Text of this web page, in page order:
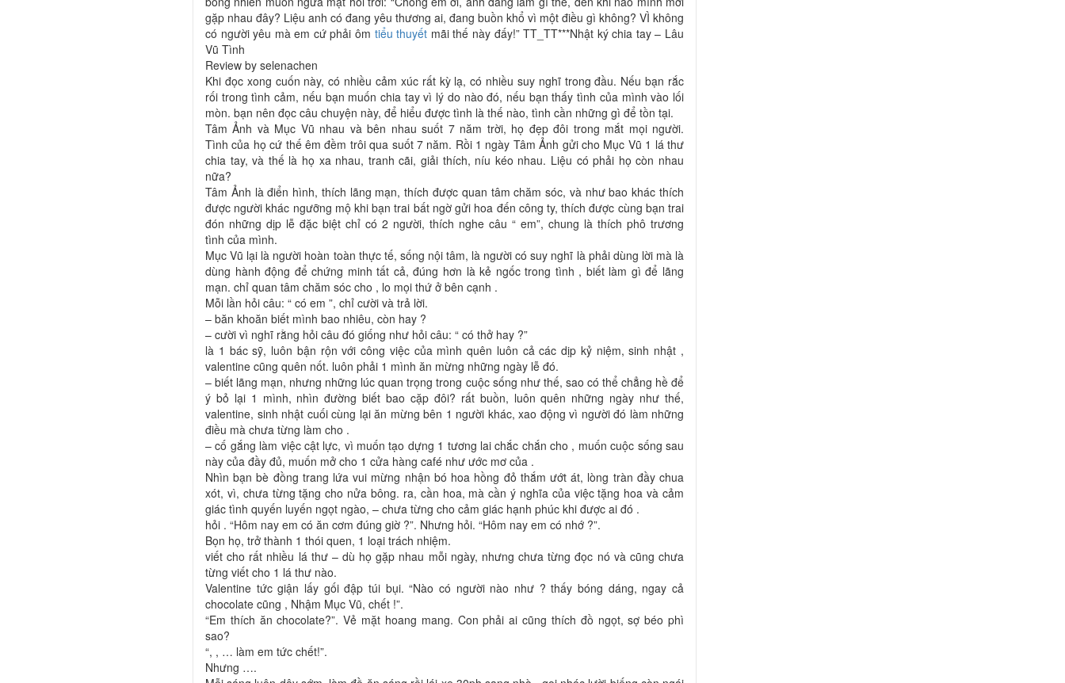
gặp nhau đây? Liệu anh có đang yêu thương ai, đang buồn khổ vì một điều gì không? VÌ không
có người yêu mà em cứ phải ôm tiểu thuyết mãi thế này đấy!” TT_TT***Nhật ký chia tay – Lâu
Vũ Tình
Review by selenachen​
Khi đọc xong cuốn này, có nhiều cảm xúc rất kỳ lạ, có nhiều suy nghĩ trong đầu. Nếu bạn rắc
rối trong tình cảm, nếu bạn muốn chia tay vì lý do nào đó, nếu bạn thấy tình của mình vào lối
mòn. bạn nên đọc câu chuyện này, để hiểu được tình là thế nào, tình cần những gì để tồn tại.
Tâm Ảnh và Mục Vũ nhau và bên nhau suốt 7 năm trời, họ đẹp đôi trong mắt mọi người.
Tình của họ cứ thế êm đềm trôi qua suốt 7 năm. Rồi 1 ngày Tâm Ảnh gửi cho Mục Vũ 1 lá thư
chia tay, và thế là họ xa nhau, tranh cãi, giải thích, níu kéo nhau. Liệu có phải họ còn nhau
nữa?
Tâm Ảnh là điển hình, thích lãng mạn, thích được quan tâm chăm sóc, và như bao khác thích
được người khác ngưỡng mộ khi bạn trai bất ngờ gửi hoa đến công ty, thích được cùng bạn trai
đón những dịp lễ đặc biệt chỉ có 2 người, thích nghe câu “ em”, chung là thích phô trương
tình của mình.
Mục Vũ lại là người hoàn toàn thực tế, sống nội tâm, là người có suy nghĩ là phải dùng lời mà là
dùng hành động để chứng minh tất cả, đúng hơn là kẻ ngốc trong tình , biết làm gì để lãng
mạn. chỉ quan tâm chăm sóc cho , lo mọi thứ ở bên cạnh .
Mỗi lần hỏi câu: “ có em ”, chỉ cười và trả lời.
– băn khoăn biết mình bao nhiêu, còn hay ?
– cười vì nghĩ rằng hỏi câu đó giống như hỏi câu: “ có thở hay ?”
là 1 bác sỹ, luôn bận rộn với công việc của mình quên luôn cả các dịp kỷ niệm, sinh nhật ,
valentine cũng quên nốt. luôn phải 1 mình ăn mừng những ngày lễ đó.
– biết lãng mạn, nhưng những lúc quan trọng trong cuộc sống như thế, sao có thể chẳng hề để
ý bỏ lại 1 mình, nhìn đường biết bao cặp đôi? rất buồn, luôn quên những ngày như thế,
valentine, sinh nhật cuối cùng lại ăn mừng bên 1 người khác, xao động vì người đó làm những
điều mà chưa từng làm cho .
– cố gắng làm việc cật lực, vì muốn tạo dựng 1 tương lai chắc chắn cho , muốn cuộc sống sau
này của đầy đủ, muốn mở cho 1 cửa hàng café như ước mơ của .
Nhìn bạn bè đồng trang lứa vui mừng nhận bó hoa hồng đỏ thắm ướt át, lòng tràn đầy chua
xót, vì, chưa từng tặng cho nửa bông. ra, cần hoa, mà cần ý nghĩa của việc tặng hoa và cảm
giác tình quyến luyến ngọt ngào, – chưa từng cho cảm giác hạnh phúc khi được ai đó .
hỏi . “Hôm nay em có ăn cơm đúng giờ ?”. Nhưng hỏi. “Hôm nay em có nhớ ?”.
Bọn họ, trở thành 1 thói quen, 1 loại trách nhiệm.
viết cho rất nhiều lá thư – dù họ gặp nhau mỗi ngày, nhưng chưa từng đọc nó và cũng chưa
từng viết cho 1 lá thư nào.
Valentine tức giận lấy gối đập túi bụi. “Nào có người nào như ? thấy bóng dáng, ngay cả
chocolate cũng , Nhậm Mục Vũ, chết !”.
“Em thích ăn chocolate?”. Vẻ mặt hoang mang. Con phải ai cũng thích đồ ngọt, sợ béo phì
sao?
“, , … làm em tức chết!”.
Nhưng ….